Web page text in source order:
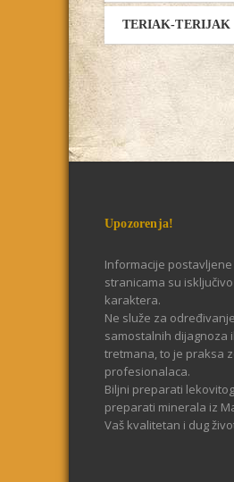
TERIAK-TERIJAK
Upozorenja!
Informacije
stranicama su
karaktera.
Ne služe za
samostalnih dijagnoza
tretmana, to je praksa
profesionalaca.
Biljni preparati
preparati minerala iz
Vaš kvalitetan i dug